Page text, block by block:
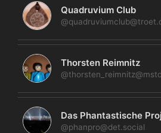
Quadruvium Club
Thorsten Reimnitz
Das Phantastische
@phanpro@det.social